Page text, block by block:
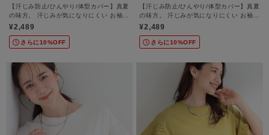
【汗じみ防止/ひんやり/体型カバー】真夏
の味方。 汗じみが気になりにくい お袖レ
ースフレアTシャツ
¥2,489
さらに10%OFF
【汗じみ防止/ひんやり/体型カバー】真夏
の味方。 汗じみが気になりにくい お袖レ
ースフレアTシャツ
¥2,489
さらに10%OFF